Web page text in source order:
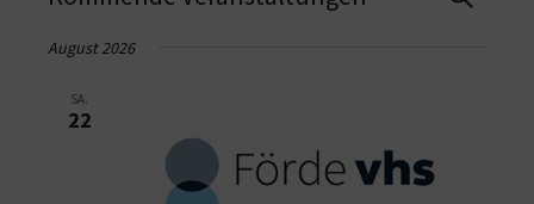
August 2026
SA.
22